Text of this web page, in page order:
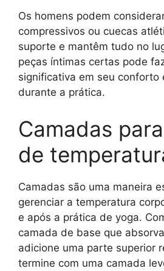
Os homens podem
compressivos ou cuecas
suporte e mantêm tudo no
peças íntimas certas pode
significativa em seu conforto
durante a prática.
Camadas
de
Camadas são uma maneira
gerenciar a temperatura
e após a prática de yoga.
camada de base que
adicione uma parte superior
termine com uma camada